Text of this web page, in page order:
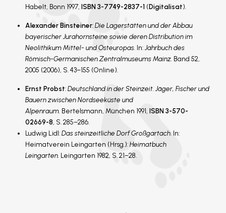
Habelt, Bonn 1997, ISBN 3-7749-2837-1 (Digitalisat).
Alexander Binsteiner:Die Lagerstätten und der Abbau
bayerischer Jurahornsteine sowie deren Distribution im
Neolithikum Mittel- und Osteuropas. In:Jahrbuch des
Römisch-Germanischen Zentralmuseums Mainz. Band 52,
2005 (2006), S. 43–155 (Online).
Ernst Probst:Deutschland in der Steinzeit. Jäger, Fischer und
Bauern zwischen Nordseeküste und
Alpenraum. Bertelsmann, München 1991, ISBN 3-570-
02669-8, S. 285–286.
Ludwig Lidl:Das steinzeitliche Dorf Großgartach . In:
Heimatverein Leingarten (Hrsg.):Heimatbuch
Leingarten. Leingarten 1982, S. 21–28.